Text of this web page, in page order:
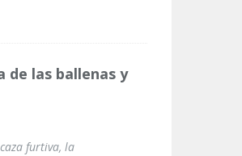
de las ballenas y
furtiva, la